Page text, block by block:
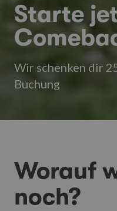
Starte
Wir schenken dir
Buchung
Worauf
noch?